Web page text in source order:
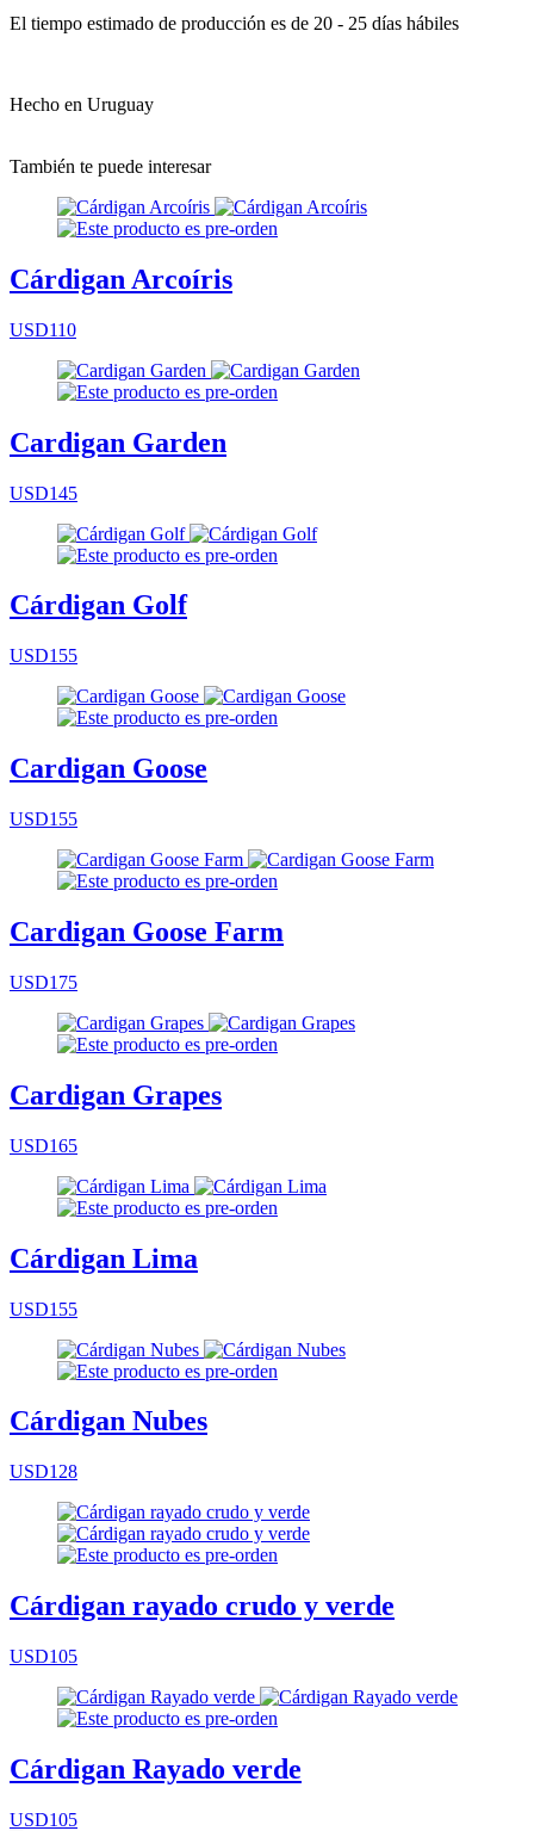
El tiempo estimado de producción es de 20 - 25 días hábiles
Hecho en Uruguay
También te puede interesar
Cárdigan Arcoíris
USD110
Cardigan Garden
USD145
Cárdigan Golf
USD155
Cardigan Goose
USD155
Cardigan Goose Farm
USD175
Cardigan Grapes
USD165
Cárdigan Lima
USD155
Cárdigan Nubes
USD128
Cárdigan rayado crudo y verde
USD105
Cárdigan Rayado verde
USD105